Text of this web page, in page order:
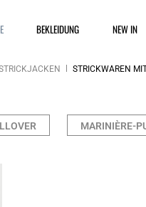
BEKLEIDUNG NEW IN
STRICKWAREN
MARINIÈRE-